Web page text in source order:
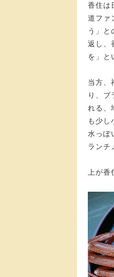
香住は
道ファ
う」と
返し、
を」と
当方、
り、
れる、
も少し
水っぽ
ランチ
上が香